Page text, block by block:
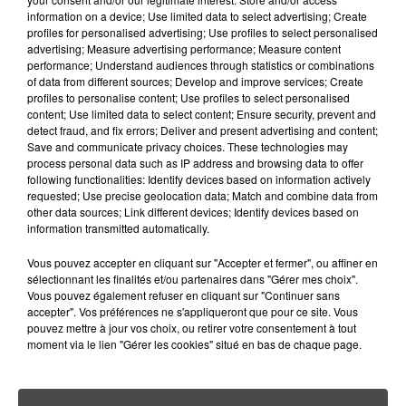
L'INVASION CET ÉTÉ...
4 août 2026
ÉCLIPSE SOLAIRE DU 12 AOÛT : LA
RUÉE VERS LES LUNETTES DE...
RETROUVEZ TOUTE L'ACTU DE LA RÉGION ET
RECEVEZ LES ALERTES INFOS DE LA RÉDACTION
EN TÉLÉCHARGEANT L'APPLICATION MOBILE
RCA
information on a device; Use limited data to select advertising; Create
profiles for personalised advertising; Use profiles to select personalised
advertising; Measure advertising performance; Measure content
performance; Understand audiences through statistics or combinations
of data from different sources; Develop and improve services; Create
profiles to personalise content; Use profiles to select personalised
content; Use limited data to select content; Ensure security, prevent and
detect fraud, and fix errors; Deliver and present advertising and content;
Save and communicate privacy choices. These technologies may
process personal data such as IP address and browsing data to offer
following functionalities: Identify devices based on information actively
requested; Use precise geolocation data; Match and combine data from
other data sources; Link different devices; Identify devices based on
information transmitted automatically.
Vous pouvez accepter en cliquant sur "Accepter et fermer", ou affiner en
sélectionnant les finalités et/ou partenaires dans "Gérer mes choix".
Vous pouvez également refuser en cliquant sur "Continuer sans
accepter". Vos préférences ne s'appliqueront que pour ce site. Vous
pouvez mettre à jour vos choix, ou retirer votre consentement à tout
moment via le lien "Gérer les cookies" situé en bas de chaque page.